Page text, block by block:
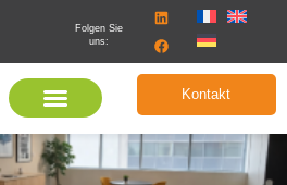
Folgen Sie
uns:
Kontakt